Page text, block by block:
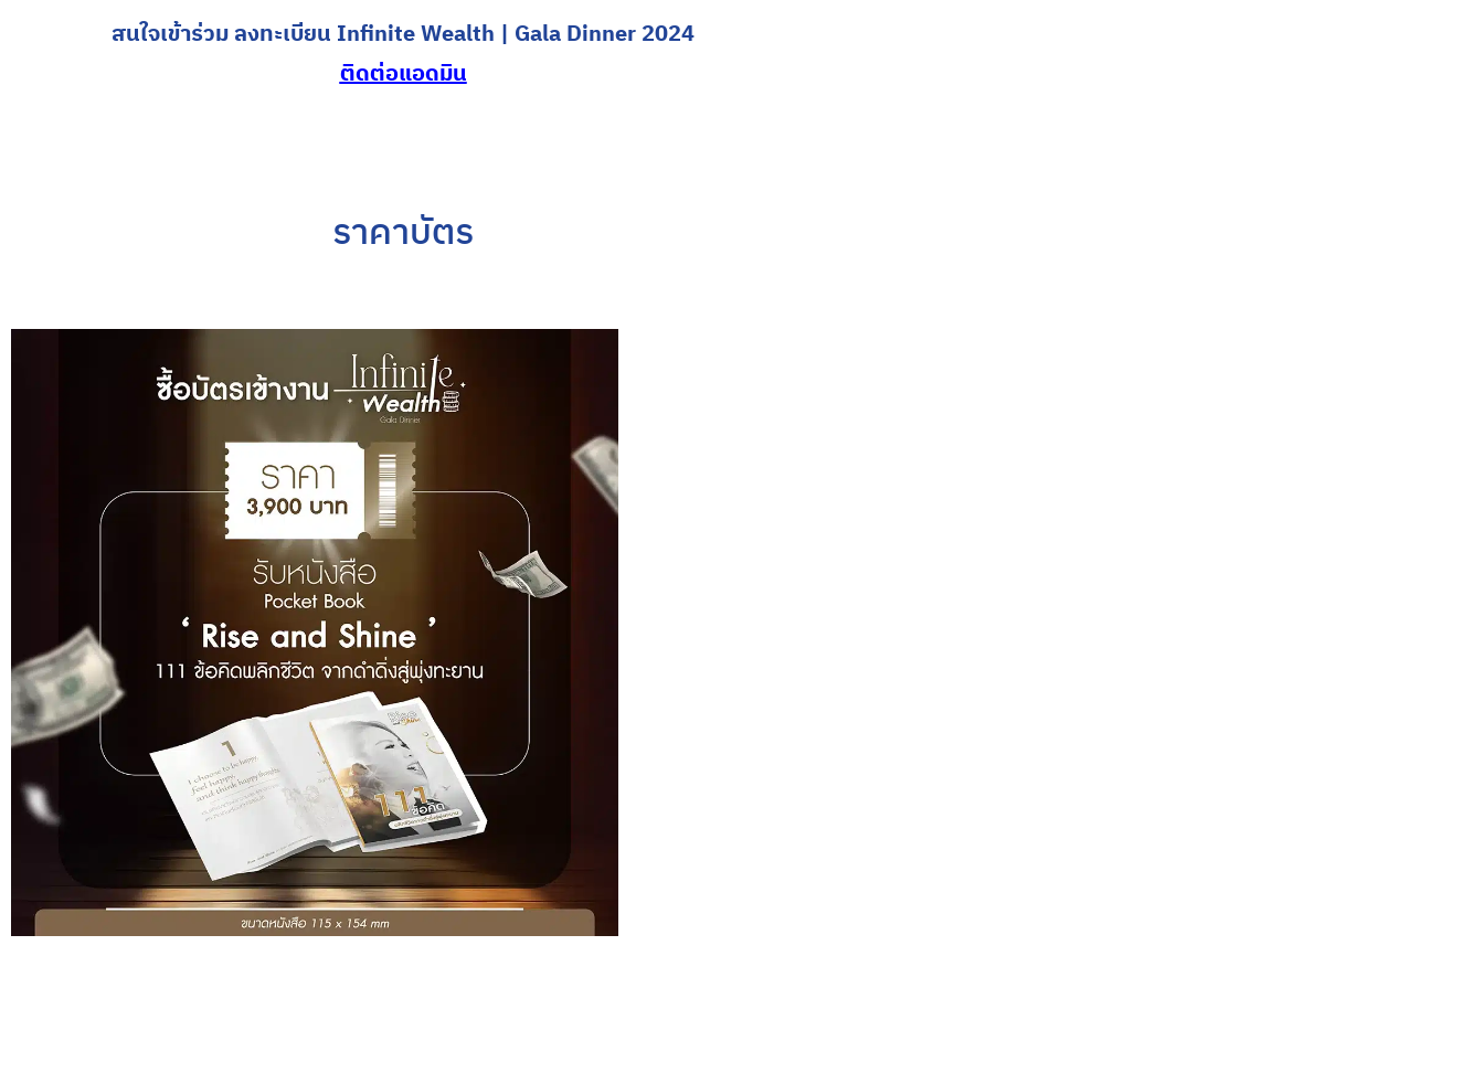
สนใจเข้าร่วม ลงทะเบียน Infinite Wealth | Gala Dinner 2024
ติดต่อแอดมิน
ราคาบัตร